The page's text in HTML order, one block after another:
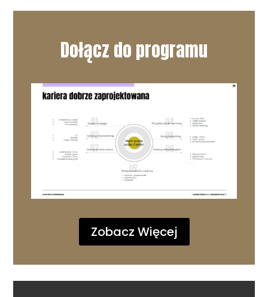
Dołącz do programu
Zobacz Więcej